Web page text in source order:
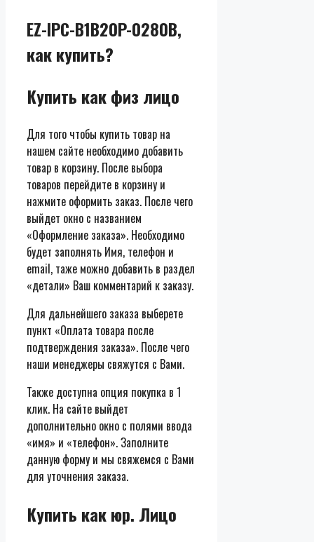
EZ-IPC-B1B20P-0280B,
как купить?
Купить как физ лицо
Для того чтобы купить товар на
нашем сайте необходимо добавить
товар в корзину. После выбора
товаров перейдите в корзину и
нажмите оформить заказ. После чего
выйдет окно с названием
«Оформление заказа». Необходимо
будет заполнять Имя, телефон и
email, таже можно добавить в раздел
«детали» Ваш комментарий к заказу.
Для дальнейшего заказа выберете
пункт «Оплата товара после
подтверждения заказа». После чего
наши менеджеры свяжутся с Вами.
Также доступна опция покупка в 1
клик. На сайте выйдет
дополнительно окно с полями ввода
«имя» и «телефон». Заполните
данную форму и мы свяжемся с Вами
для уточнения заказа.
Купить как юр. Лицо